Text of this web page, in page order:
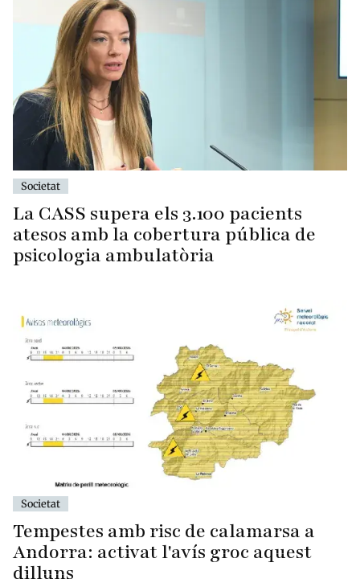
Societat
La CASS supera els 3.100 pacients
atesos amb la cobertura pública de
psicologia ambulatòria
Societat
Tempestes amb risc de calamarsa a
Andorra: activat l'avís groc aquest
dilluns